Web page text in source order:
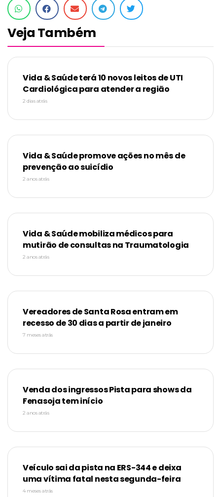
Veja Também
Vida & Saúde terá 10 novos leitos de UTI
Cardiológica para atender a região
2 dias atrás
Vida & Saúde promove ações no mês de
prevenção ao suicídio
2 anos atrás
Vida & Saúde mobiliza médicos para
mutirão de consultas na Traumatologia
2 anos atrás
Vereadores de Santa Rosa entram em
recesso de 30 dias a partir de janeiro
7 meses atrás
Venda dos ingressos Pista para shows da
Fenasoja tem início
2 anos atrás
Veículo sai da pista na ERS-344 e deixa
uma vítima fatal nesta segunda-feira
4 meses atrás